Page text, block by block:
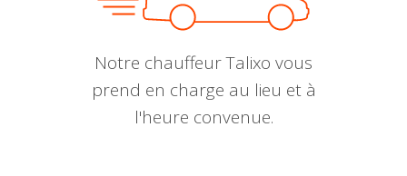
Notre chauffeur Talixo vous
prend en charge au lieu et à
l'heure convenue.